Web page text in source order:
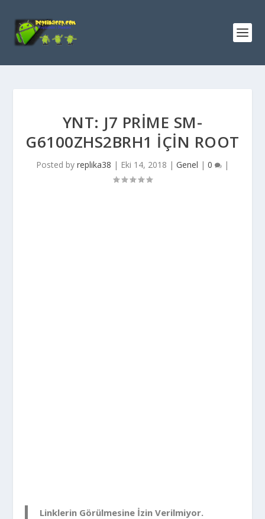
YNT: J7 PRIME SM-
G6100ZHS2BRH1 IÇIN ROOT
Posted by replika38 | Eki 14, 2018 | Genel | 0 |
Linklerin Görülmesine İzin Verilmiyor.